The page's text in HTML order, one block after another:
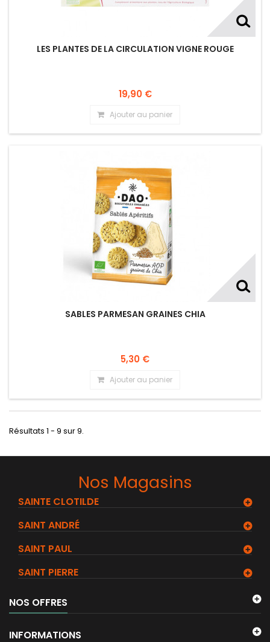
LES PLANTES DE LA CIRCULATION VIGNE ROUGE
19,90 €
Ajouter au panier
SABLES PARMESAN GRAINES CHIA
5,30 €
Ajouter au panier
Résultats 1 - 9 sur 9.
Nos Magasins
SAINTE CLOTILDE
SAINT ANDRÉ
SAINT PAUL
SAINT PIERRE
NOS OFFRES
INFORMATIONS